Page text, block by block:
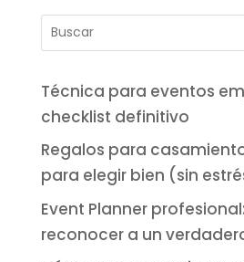
Técnica para eventos
checklist definitivo
Regalos para
para elegir bien (sin
Event Planner
reconocer a un